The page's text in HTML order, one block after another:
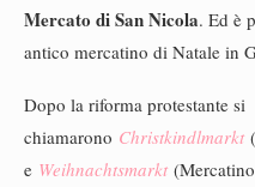
Mercato di San Nicola. Ed è
antico mercatino di Natale in
Dopo la riforma protestante si
chiamarono Christkindlmarkt
e Weihnachtsmarkt